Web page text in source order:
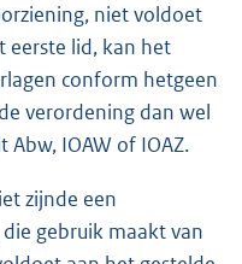
niet voldoet
eerste lid, kan het
conform hetgeen
verordening dan wel
IOAW of IOAZ.
zijnde een
gebruik maakt van